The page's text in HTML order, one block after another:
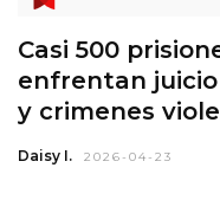
Casi 500
enfrentan
y crimenes
Daisy I. 2026-04-23